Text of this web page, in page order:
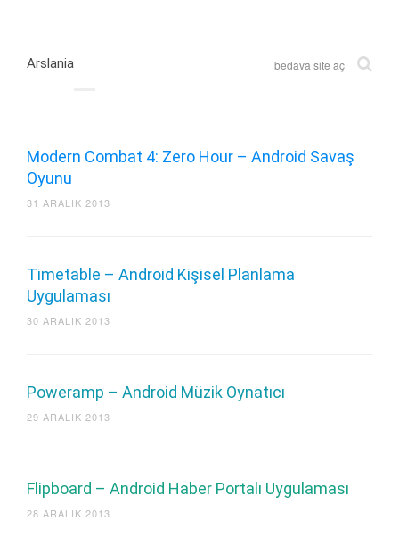
Arslania bedava site aç
Modern Combat 4: Zero Hour – Android Savaş
Oyunu
31 ARALIK 2013
Timetable – Android Kişisel Planlama
Uygulaması
30 ARALIK 2013
Poweramp – Android Müzik Oynatıcı
29 ARALIK 2013
Flipboard – Android Haber Portalı Uygulaması
28 ARALIK 2013